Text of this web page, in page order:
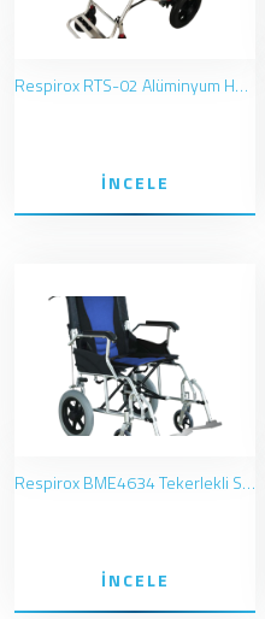
Respirox RTS-02 Alüminyum Hasta Transfer Aracı
İNCELE
Respirox BME4634 Tekerlekli Sandalye
İNCELE